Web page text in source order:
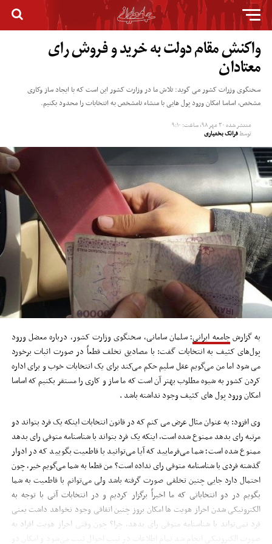
واکنش مقام دولت به خرید و فروش رای
معتادان
سخنگوی وزرات کشور می گوید: تلاش ما در وزارت کشور این است که با ایجاد ساز وکاری
مشخص، اساسا امکان ورود پول هایی با منشاء نامشخص به انتخابات را محدود بکنیم.
منتشر شده۳۰ مهر ۹۸, ساعت: ۹:۱۰
توسطفرانک بختیاری
به گزارشجامعه ایرانی؛ سلمان سامانی، سخنگوی وزارت کشور، درباره معضل ورود
پول‌های کثیف به انتخابات گفت: با مصادیق تخلف قطعاً در صورت اثبات برخورد
می شود اما من می‌گویم عقل سلیم حکم می‌کند برای یک انتخابات خوب و برای اداره
کردن کشور به شیوه مطلوب بهتر آن است که ما ساز و کاری را مستقر بکنیم که اساسا
امکان ورود پول های کثیف وجود نداشته باشد .
وی افزود: به عنوان مثال عرض می کنم که در قانون انتخابات اینکه یک فرد بتواند دو
مرتبه رای بدهد ممنوع شده است، اینکه یک فرد بتواند با شناسنامه متوفی رای بدهد
ممنوع شده است؛ شما می‌فرمایید که آیا می‌توانید با قاطعیت بگویید که در ادوار
گذشته فردی با شناسنامه متوفی رای نداده است؟ من قطعا به شما می‌گویم خیر، چون
احتمال دارد جایی چنین تخلفی صورت گرفته باشد ولی می‌توانم با قاطعیت به شما
بگویم در دو انتخاباتی که ما اخیراً برگزار کردیم و در انتخابات آتی با توجه به
الکترونیکی شدن احراز هویت ها امکان بروز چنین اتفاقی وجود نخواهد داشت یعنی
فرد نمی‌تواند با شناسنامه متوفی رای بدهد، چرا؟ چون وقتی احراز هویت افراد به